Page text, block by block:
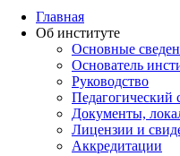
Главная
Об институте
Основные
Основатель
Руководство
Педагогический
Документы,
Лицензии и
Аккредитации